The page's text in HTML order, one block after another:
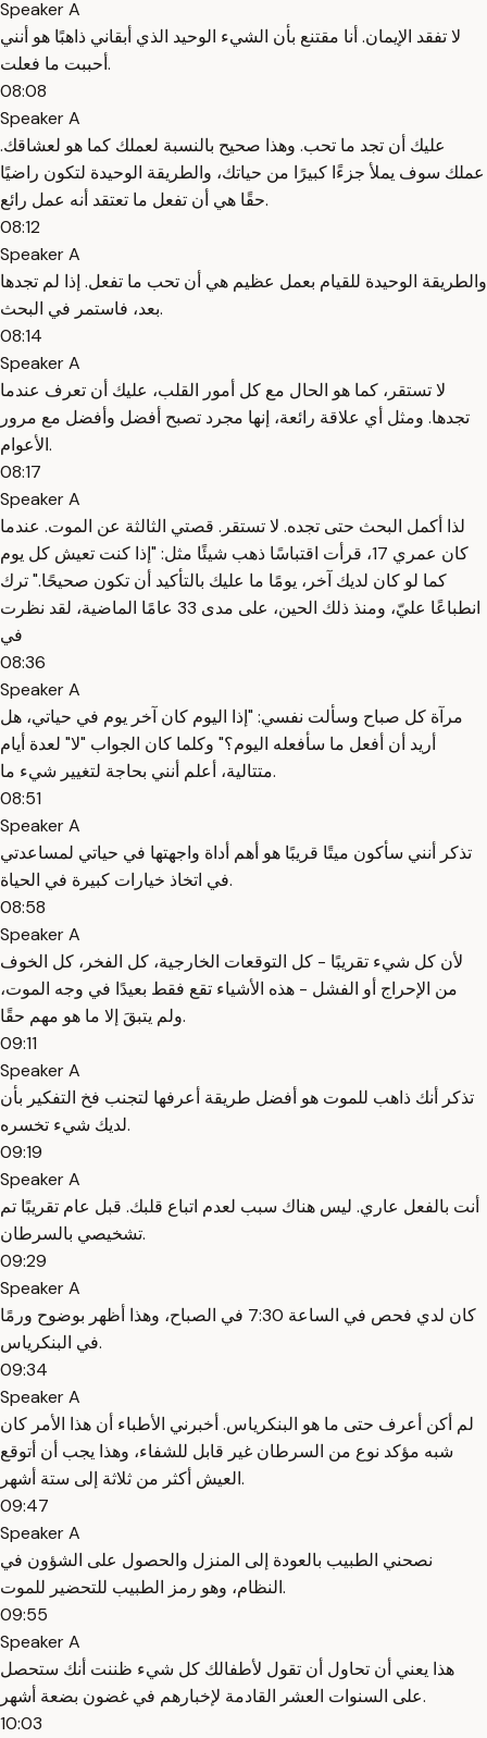
Speaker A
لا تفقد الإيمان. أنا مقتنع بأن الشيء الوحيد الذي أبقاني ذاهبًا هو أنني
أحببت ما فعلت.
08:08
Speaker A
عليك أن تجد ما تحب. وهذا صحيح بالنسبة لعملك كما هو لعشاقك.
عملك سوف يملأ جزءًا كبيرًا من حياتك، والطريقة الوحيدة لتكون راضيًا
حقًا هي أن تفعل ما تعتقد أنه عمل رائع.
08:12
Speaker A
والطريقة الوحيدة للقيام بعمل عظيم هي أن تحب ما تفعل. إذا لم تجدها
بعد، فاستمر في البحث.
08:14
Speaker A
لا تستقر، كما هو الحال مع كل أمور القلب، عليك أن تعرف عندما
تجدها. ومثل أي علاقة رائعة، إنها مجرد تصبح أفضل وأفضل مع مرور
الأعوام.
08:17
Speaker A
لذا أكمل البحث حتى تجده. لا تستقر. قصتي الثالثة عن الموت. عندما
كان عمري 17، قرأت اقتباسًا ذهب شيئًا مثل: "إذا كنت تعيش كل يوم
كما لو كان لديك آخر، يومًا ما عليك بالتأكيد أن تكون صحيحًا." ترك
انطباعًا عليّ، ومنذ ذلك الحين، على مدى 33 عامًا الماضية، لقد نظرت
في
08:36
Speaker A
مرآة كل صباح وسألت نفسي: "إذا اليوم كان آخر يوم في حياتي، هل
أريد أن أفعل ما سأفعله اليوم؟" وكلما كان الجواب "لا" لعدة أيام
متتالية، أعلم أنني بحاجة لتغيير شيء ما.
08:51
Speaker A
تذكر أنني سأكون ميتًا قريبًا هو أهم أداة واجهتها في حياتي لمساعدتي
في اتخاذ خيارات كبيرة في الحياة.
08:58
Speaker A
لأن كل شيء تقريبًا - كل التوقعات الخارجية، كل الفخر، كل الخوف
من الإحراج أو الفشل - هذه الأشياء تقع فقط بعيدًا في وجه الموت،
ولم يتبقَ إلا ما هو مهم حقًا.
09:11
Speaker A
تذكر أنك ذاهب للموت هو أفضل طريقة أعرفها لتجنب فخ التفكير بأن
لديك شيء تخسره.
09:19
Speaker A
أنت بالفعل عاري. ليس هناك سبب لعدم اتباع قلبك. قبل عام تقريبًا تم
تشخيصي بالسرطان.
09:29
Speaker A
كان لدي فحص في الساعة 7:30 في الصباح، وهذا أظهر بوضوح ورمًا
في البنكرياس.
09:34
Speaker A
لم أكن أعرف حتى ما هو البنكرياس. أخبرني الأطباء أن هذا الأمر كان
شبه مؤكد نوع من السرطان غير قابل للشفاء، وهذا يجب أن أتوقع
العيش أكثر من ثلاثة إلى ستة أشهر.
09:47
Speaker A
نصحني الطبيب بالعودة إلى المنزل والحصول على الشؤون في
النظام، وهو رمز الطبيب للتحضير للموت.
09:55
Speaker A
هذا يعني أن تحاول أن تقول لأطفالك كل شيء ظننت أنك ستحصل
على السنوات العشر القادمة لإخبارهم في غضون بضعة أشهر.
10:03